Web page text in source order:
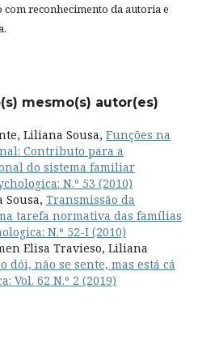
reconhecimento da autoria e
mesmo(s) autor(es)
Liliana Sousa, Funções na
Contributo para a
do sistema familiar
N.º 53 (2010)
Transmissão da
tarefa normativa das famílias
N.º 52-I (2010)
Elisa Travieso, Liliana
dói, não se sente, mas está cá
Vol. 62 N.º 2 (2019)